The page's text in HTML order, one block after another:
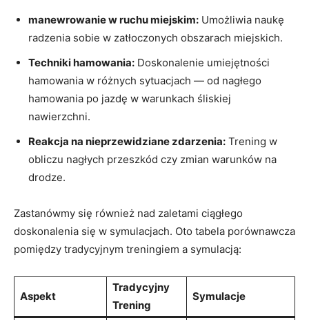
manewrowanie w ruchu miejskim: Umożliwia naukę
radzenia sobie w zatłoczonych⁤ obszarach ​miejskich.
Techniki hamowania: Doskonalenie umiejętności
⁢hamowania w różnych sytuacjach — ‌od nagłego
⁢hamowania po jazdę ⁤w warunkach śliskiej
nawierzchni.
Reakcja⁣ na nieprzewidziane zdarzenia: Trening w
obliczu nagłych przeszkód czy zmian‌ warunków na
drodze.
Zastanówmy się również nad zaletami ciągłego
doskonalenia się ‌w symulacjach. Oto⁣ tabela porównawcza
pomiędzy tradycyjnym treningiem a symulacją:
Aspekt
Tradycyjny
Trening
Symulacje